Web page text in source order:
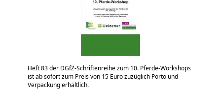
Heft 83 der DGfZ-Schriftenreihe zum 10. Pferde-Workshops
ist ab sofort zum Preis von 15 Euro zuzüglich Porto und
Verpackung erhältlich.